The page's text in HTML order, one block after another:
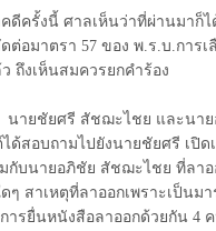
ดีครั้งนี้ ศาลเห็นว่าที่ผ่านมาก็
ต่อมาตรา 57 ของ พ.ร.บ.การ
ถึงเห็นสมควรยกคำร้อง
นายชัยศรี สัชฌะไชย และนา
ด้สอบถามไปยังนายชัยศรี เปิ
กับนายอภิชัย สัชฌะไชย ที่ลาอ
ๆ สาเหตุที่ลาออกเพราะเป็นม
ารยื่นหนังสือลาออกด้วยกัน 4